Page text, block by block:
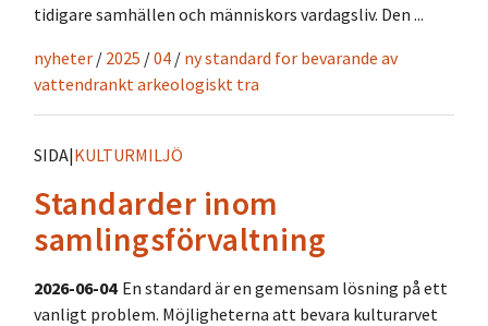
tidigare samhällen och människors vardagsliv. Den ...
nyheter / 2025 /04 / ny standard for bevarande av
vattendrankt arkeologiskt tra
SIDA|KULTURMILJÖ
Standarder inom
samlingsförvaltning
2026-06-04 En standard är en gemensam lösning på ett
vanligt problem. Möjligheterna att bevara kulturarvet